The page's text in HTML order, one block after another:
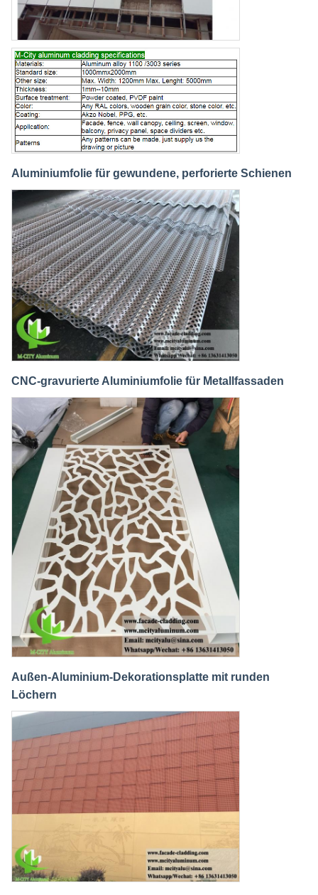
Aluminiumfolie für gewundene, perforierte Schienen
CNC-gravurierte Aluminiumfolie für Metallfassaden
Außen-Aluminium-Dekorationsplatte mit runden
Löchern